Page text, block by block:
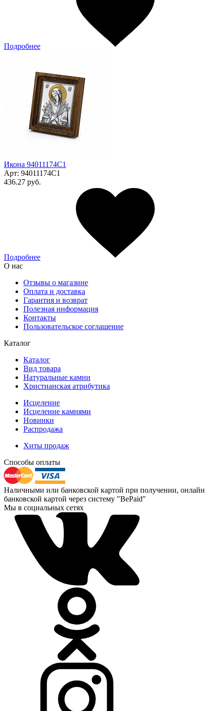
Подробнее
Икона 94011174С1
Арт: 94011174С1
436.27 руб.
Подробнее
О нас
Отзывы о магазине
Оплата и доставка
Гарантия и возврат
Полезная информация
Контакты
Пользовательское соглашение
Каталог
Каталог
Вид товара
Натуральные камни
Христианская атрибутика
Исцеление
Исцеление камнями
Новинки
Распродажа
Хиты продаж
Способы оплаты
Наличными или банковской картой при получении, онлайн
банковской картой через систему "BePaid"
Мы в социальных сетях